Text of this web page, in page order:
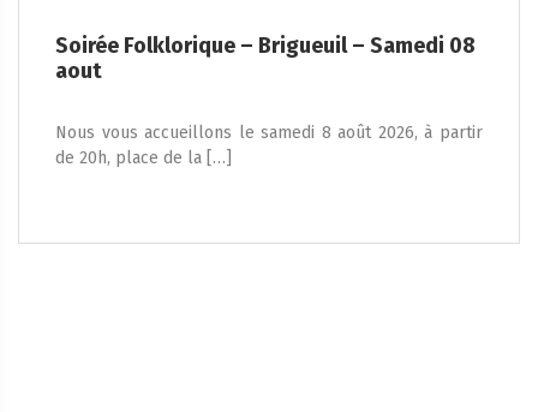
Soirée Folklorique – Brigueuil – Samedi 08
aout
Nous vous accueillons le samedi 8 août 2026, à partir
de 20h, place de la […]